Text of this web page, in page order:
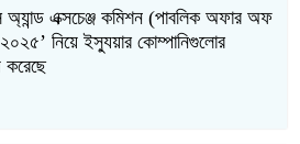
অ্যান্ড এক্সচেঞ্জ কমিশন (পাবলিক অফার অফ
নিয়ে ইস্যুয়ার কোম্পানিগুলোর
করেছে